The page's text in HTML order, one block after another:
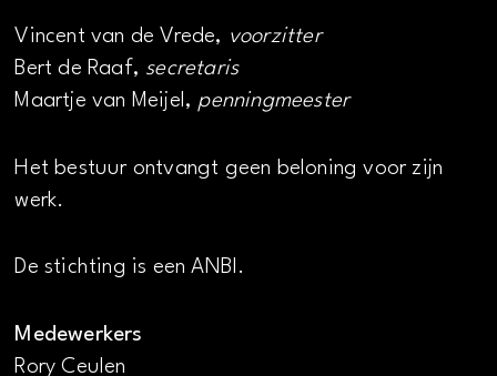
Vincent van de Vrede, voorzitter
Bert de Raaf, secretaris
Maartje van Meijel, penningmeester
Het bestuur ontvangt geen beloning voor zijn
werk.
De stichting is een ANBI.
Medewerkers
Rory Ceulen